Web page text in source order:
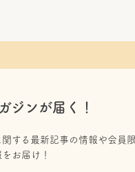
ジンが届く！
する最新記事の情報や会員
お届け！